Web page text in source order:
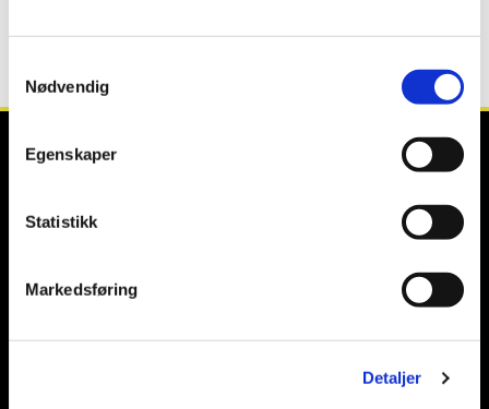
Nødvendig
Egenskaper
Statistikk
Markedsføring
Detaljer
Facebook Instagram Twitter / X